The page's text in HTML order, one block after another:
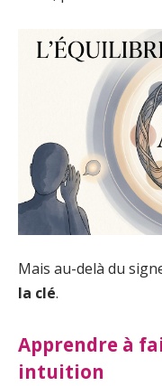
Mais au-delà du
la clé.
Apprendre à
intuition